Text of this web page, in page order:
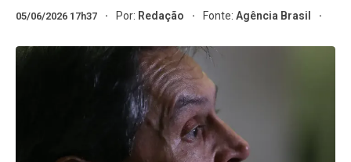
05/06/2026 17h37 Por: Redação Fonte:Agência Brasil